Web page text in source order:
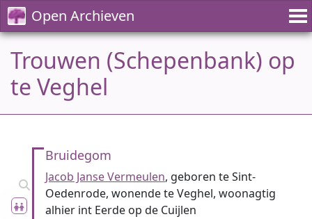
Open Archieven
Trouwen (Schepenbank) op
te Veghel
Bruidegom
Jacob Janse Vermeulen, geboren te Sint-
Oedenrode, wonende te Veghel, woonagtig
alhier int Eerde op de Cuijlen